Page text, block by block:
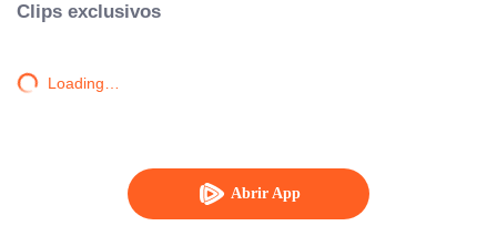
Abrir App
Clips exclusivos
Loading…